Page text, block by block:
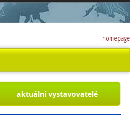
homepage
aktuální vystavovatelé